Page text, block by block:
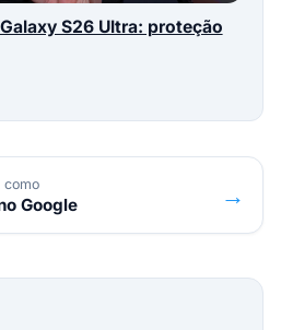
S26 Ultra: proteção
como
Google →